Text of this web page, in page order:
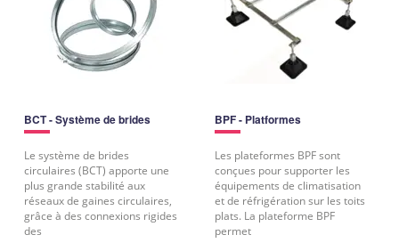
BCT - Système de brides
Le système de brides
circulaires (BCT) apporte une
plus grande stabilité aux
réseaux de gaines circulaires,
grâce à des connexions rigides
des
BPF - Platformes
Les plateformes BPF sont
conçues pour supporter les
équipements de climatisation
et de réfrigération sur les toits
plats. La plateforme BPF
permet